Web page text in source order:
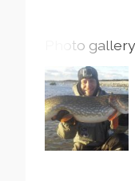
Photo gallery